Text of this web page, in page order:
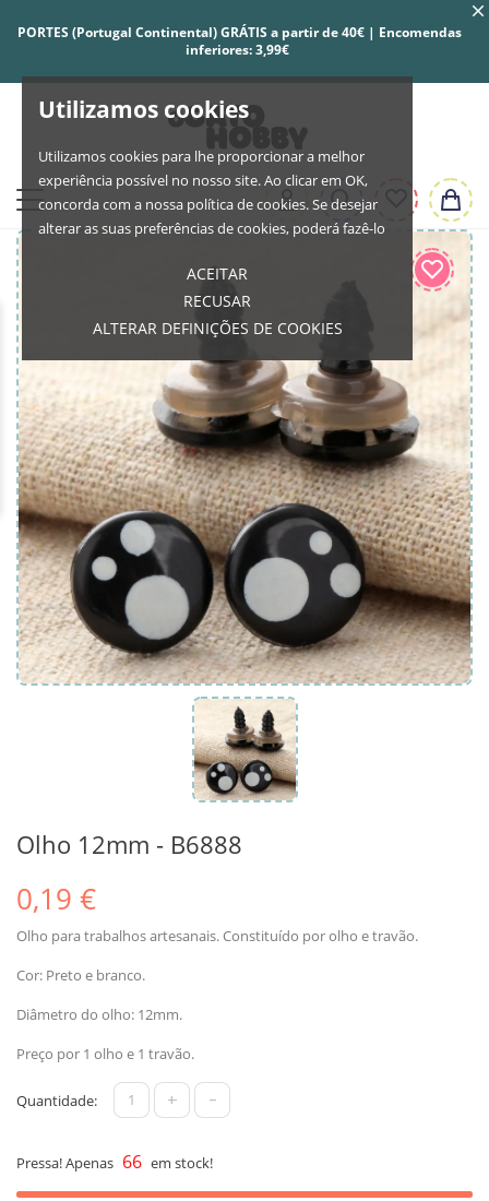
Utilizamos cookies
Utilizamos cookies para lhe proporcionar a melhor
experiência possível no nosso site. Ao clicar em OK,
concorda com a nossa política de cookies. Se desejar
alterar as suas preferências de cookies, poderá fazê-lo
ACEITAR
RECUSAR
ALTERAR DEFINIÇÕES DE COOKIES
PORTES (Portugal Continental) GRÁTIS a partir de 40€ | Encomendas
inferiores: 3,99€
Olho 12mm - B6888
0,19 €
Olho para trabalhos artesanais. Constituído por olho e travão.
Cor: Preto e branco.
Diâmetro do olho: 12mm.
Preço por 1 olho e 1 travão.
Quantidade: + -
Pressa! Apenas 66 em stock!